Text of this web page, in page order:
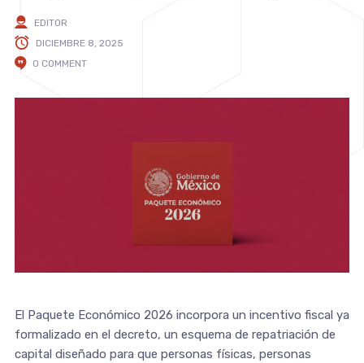
EDITOR
DICIEMBRE 8, 2025
0 COMMENT
El Paquete Económico 2026 incorpora un incentivo fiscal ya
formalizado en el decreto, un esquema de repatriación de
capital diseñado para que personas físicas, personas